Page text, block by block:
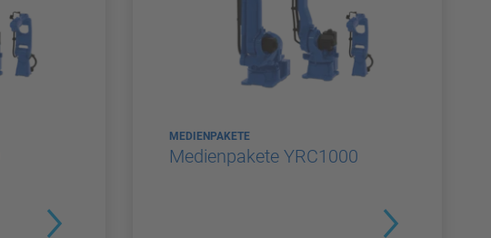
MEDIENPAKETE
Medienpakete YRC1000